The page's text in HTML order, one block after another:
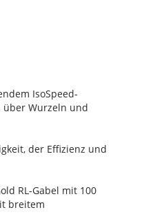
IsoSpeed-
über Wurzeln und
der Effizienz und
RL-Gabel mit 100
breitem